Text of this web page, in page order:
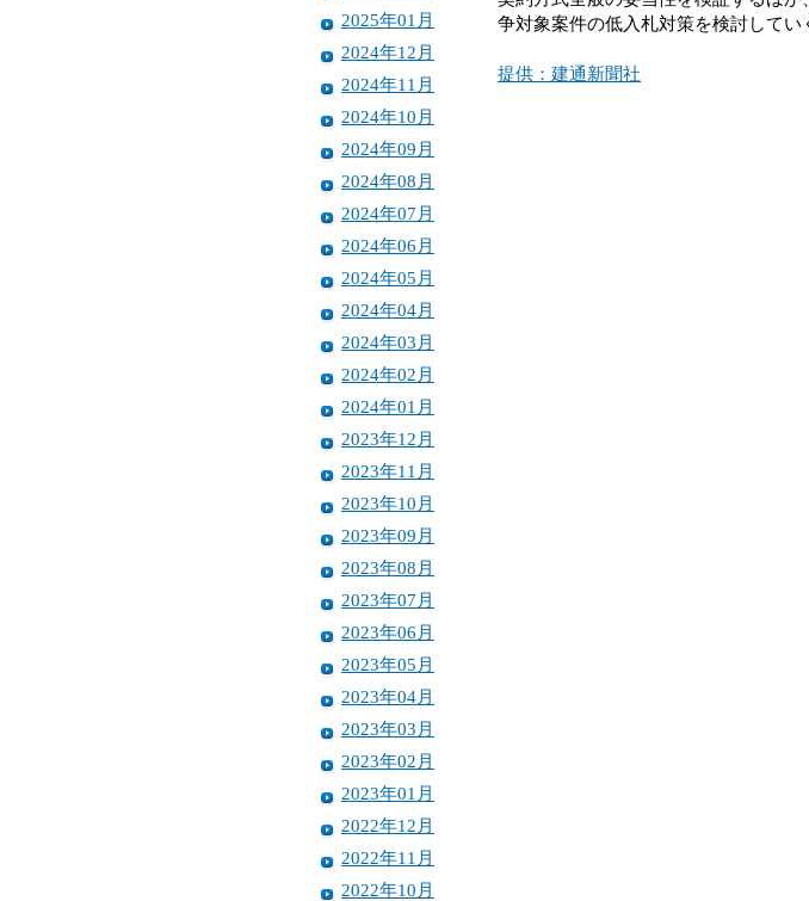
2025年01月
2024年12月
2024年11月
2024年10月
2024年09月
2024年08月
2024年07月
2024年06月
2024年05月
2024年04月
2024年03月
2024年02月
2024年01月
2023年12月
2023年11月
2023年10月
2023年09月
2023年08月
2023年07月
2023年06月
2023年05月
2023年04月
2023年03月
2023年02月
2023年01月
2022年12月
2022年11月
2022年10月
争対象案件の低入札対策を検討してい
提供：建通新聞社